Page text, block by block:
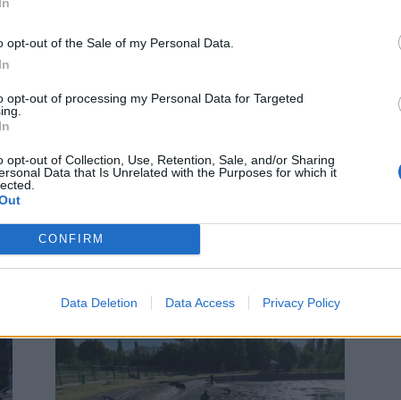
opt-out of the Sale of my Personal Data.
opt-out of processing my Personal Data for Targeted
opt-out of Collection, Use, Retention, Sale, and/or Sharing
Data that Is Unrelated with the Purposes for which it
CONFIRM
Data Deletion Data Access Privacy Policy
0
podzemí!
ochladit v podzemí březohorských dolů – teplota ve
štolách se celoročně pohybuje okolo 10 °C. Můžete
si...